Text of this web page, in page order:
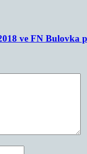
ve FN Bulovka